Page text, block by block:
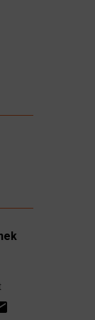
meg